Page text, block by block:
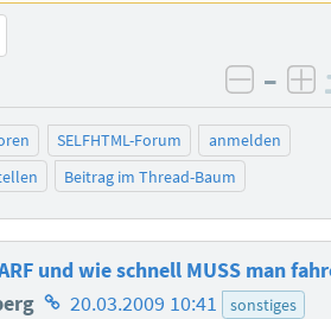
–
SELFHTML-Forum
anmelden
Beitrag im Thread-Baum
und wie schnell MUSS man
Homepage
20.03.2009 10:41 sonstiges